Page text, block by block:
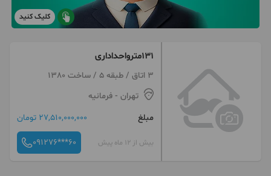
کلیک کنید
۱۳۱مترواحداداری
3 اتاق / طبقه 5 / ساخت 1380
تهران - فرمانیه
مبلغ
27,510,000,000 تومان
بیش از 12 ماه پیش 091276***60